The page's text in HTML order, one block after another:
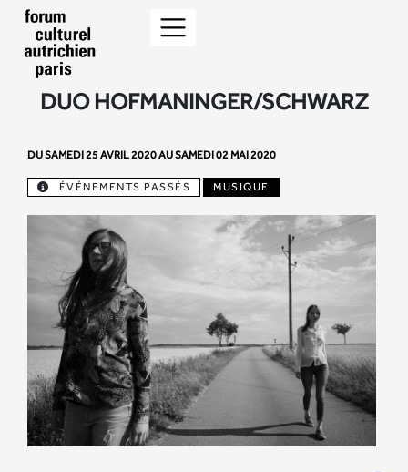
DUO HOFMANINGER/SCHWARZ
DU SAMEDI 25 AVRIL 2020 AU SAMEDI 02 MAI 2020
ÉVÉNEMENTS PASSÉS MUSIQUE